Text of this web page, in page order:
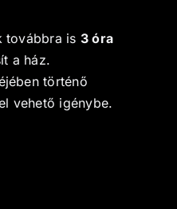
továbbra is 3 óra
a ház.
történő
vehető igénybe.